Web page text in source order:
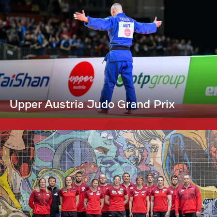
Upper Austria Judo Grand Prix